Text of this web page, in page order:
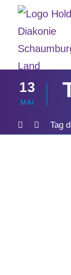
13
MAI
Tag